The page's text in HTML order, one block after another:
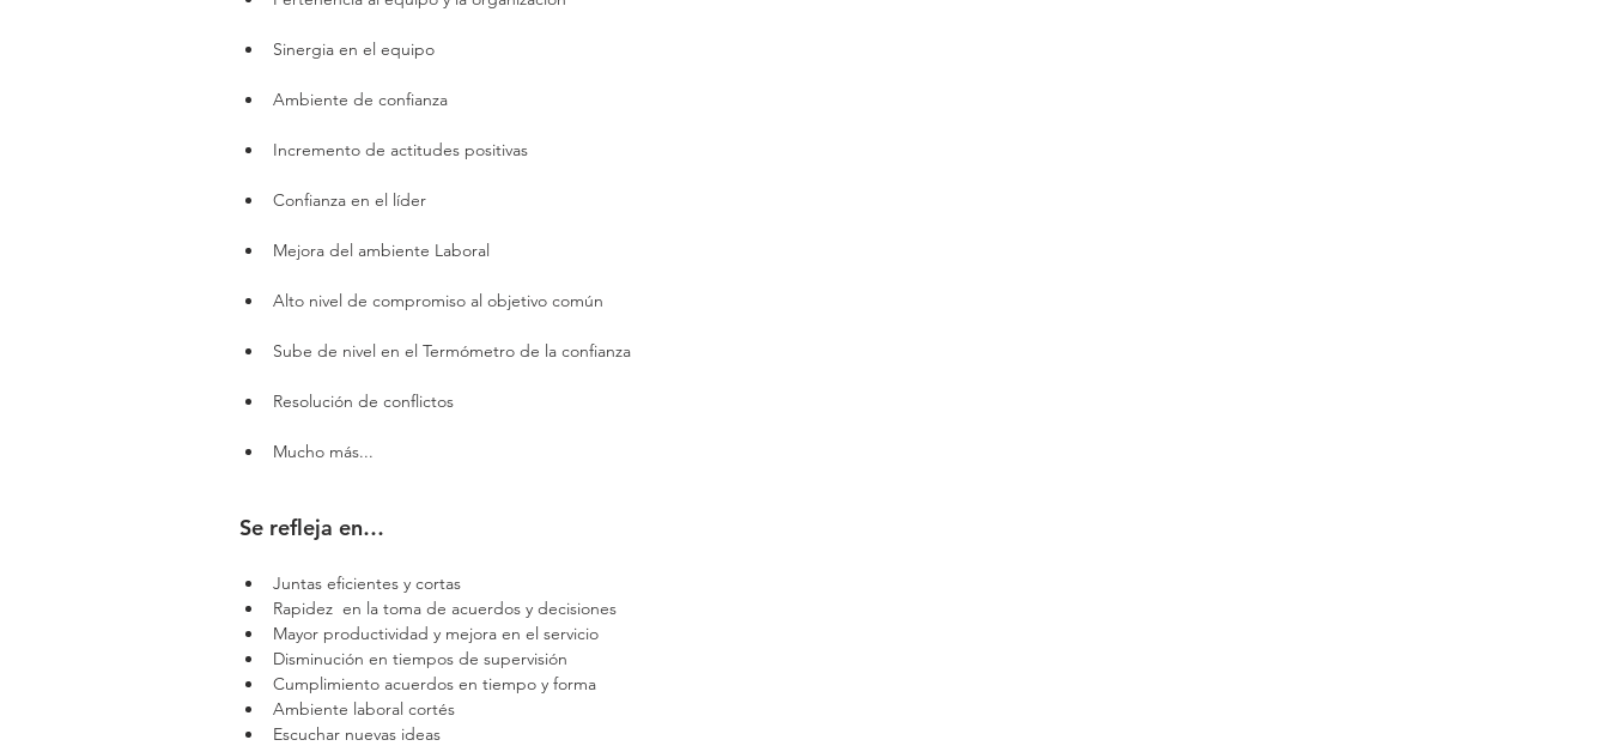
Sinergia en el equipo
Ambiente de confianza
Incremento de actitudes positivas
Confianza en el líder
Mejora del ambiente Laboral
Alto nivel de compromiso al objetivo común
Sube de nivel en el Termómetro de la confianza
Resolución de conflictos
Mucho más...
Se refleja en…
Juntas eficientes y cortas
Rapidez  en la toma de acuerdos y decisiones
Mayor productividad y mejora en el servicio
Disminución en tiempos de supervisión
Cumplimiento acuerdos en tiempo y forma
Ambiente laboral cortés
Escuchar nuevas ideas